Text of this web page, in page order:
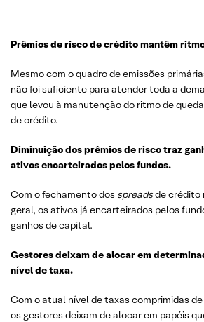
Prêmios de risco de crédito mantêm
Mesmo com o quadro de emissões
não foi suficiente para atender toda a
que levou à manutenção do ritmo de
de crédito.
Diminuiçãodosprêmiosderiscotraz
ativosencarteiradospelosfundos.
Com o fechamento dos spreadsde crédito
geral, os ativos já encarteirados pelos
ganhos de capital.
Gestoresdeixamdealocarem
nívelde taxa.
Com o atual nível de taxas comprimidas
os gestores deixam de alocar em papéis